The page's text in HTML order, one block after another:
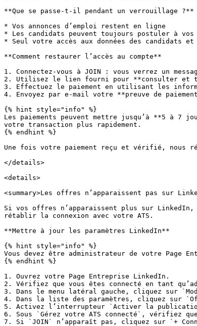
**Que se passe-t-il pendant un verrouillage ?**
* Vos annonces d’emploi restent en ligne
* Les candidats peuvent toujours postuler à
* Seul votre accès aux données des candidats
**Comment restaurer l’accès au compte**
1. Connectez-vous à JOIN : vous verrez un
2. Utilisez le lien fourni pour **consulter et
3. Effectuez le paiement en utilisant les
4. Envoyez par e-mail votre **preuve de
{% hint style="info" %}
Les paiements peuvent mettre jusqu’à **5 à 7
votre transaction plus rapidement.
{% endhint %}
Une fois votre paiement reçu et vérifié, nous
</details>
<details>
<summary>Les offres n’apparaissent pas sur
Si vos offres n’apparaissent plus sur LinkedIn,
rétablir la connexion avec votre ATS.
**Mettre à jour les paramètres LinkedIn**
{% hint style="info" %}
Vous devez être administrateur de votre Page
{% endhint %}
1. Ouvrez votre Page Entreprise LinkedIn.
2. Vérifiez que vous êtes connecté en tant
3. Dans le menu latéral gauche, cliquez sur
4. Dans la liste des paramètres, cliquez sur
5. Activez l’interrupteur `Activer la
6. Sous `Gérez votre ATS connecté`, vérifiez
7. Si `JOIN` n’apparaît pas, cliquez sur `+